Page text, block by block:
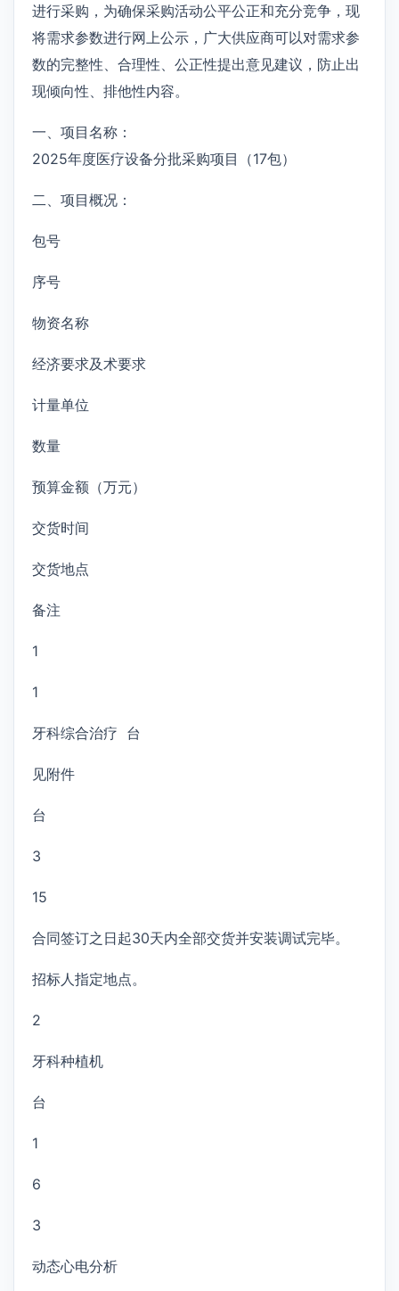
进行采购，为确保采购活动公平公正和充分竞争，现
将需求参数进行网上公示，广大供应商可以对需求参
数的完整性、合理性、公正性提出意见建议，防止出
现倾向性、排他性内容。
一、项目名称：
2025年度医疗设备分批采购项目（17包）
二、项目概况：
包号
序号
物资名称
经济要求及术要求
计量单位
数量
预算金额（万元）
交货时间
交货地点
备注
1
1
牙科综合治疗 台
见附件
台
3
15
合同签订之日起30天内全部交货并安装调试完毕。
招标人指定地点。
2
牙科种植机
台
1
6
3
动态心电分析